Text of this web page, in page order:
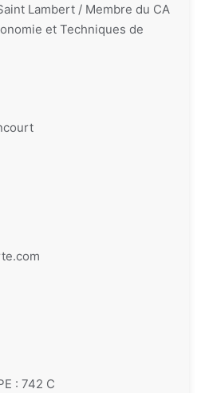
Lambert / Membre du CA
et Techniques de
: 742 C